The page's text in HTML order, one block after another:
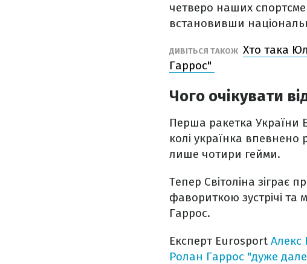
четверо наших
встановивши
ДИВІТЬСЯ ТАКОЖ Хто така
Гаррос"
Чого очікувати
Перша ракетка України
колі українка впевнено
лише чотири гейми.
Тепер Світоліна зіграє
фавориткою зустрічі
Гаррос.
Експерт Eurosport Алекс
Ролан Гаррос "дуже